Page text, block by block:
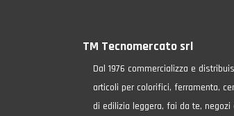
TM Tecnomercato srl
Dal 1976 commercializza e
articoli per colorifici, ferramenta,
di edilizia leggera, fai da te, negozi